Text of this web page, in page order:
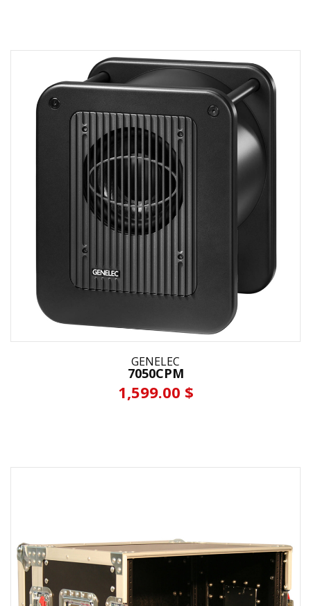
GENELEC
7050CPM
1,599.00 $